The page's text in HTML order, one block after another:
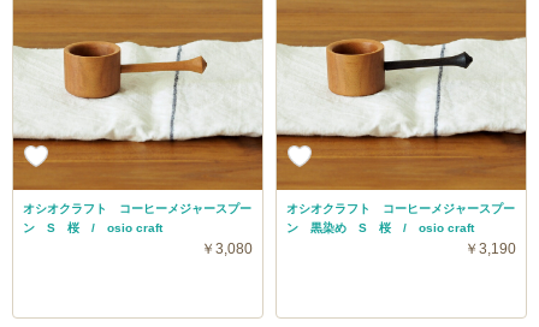
オシオクラフト コーヒーメジャースプー
ン S 桜 / osio craft
￥3,080
オシオクラフト コーヒーメジャースプー
ン 黒染め S 桜 / osio craft
￥3,190